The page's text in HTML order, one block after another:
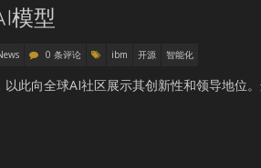
模型
0 条评论 ibm 开源 智能化
此向全球AI社区展示其创新性和领导地位